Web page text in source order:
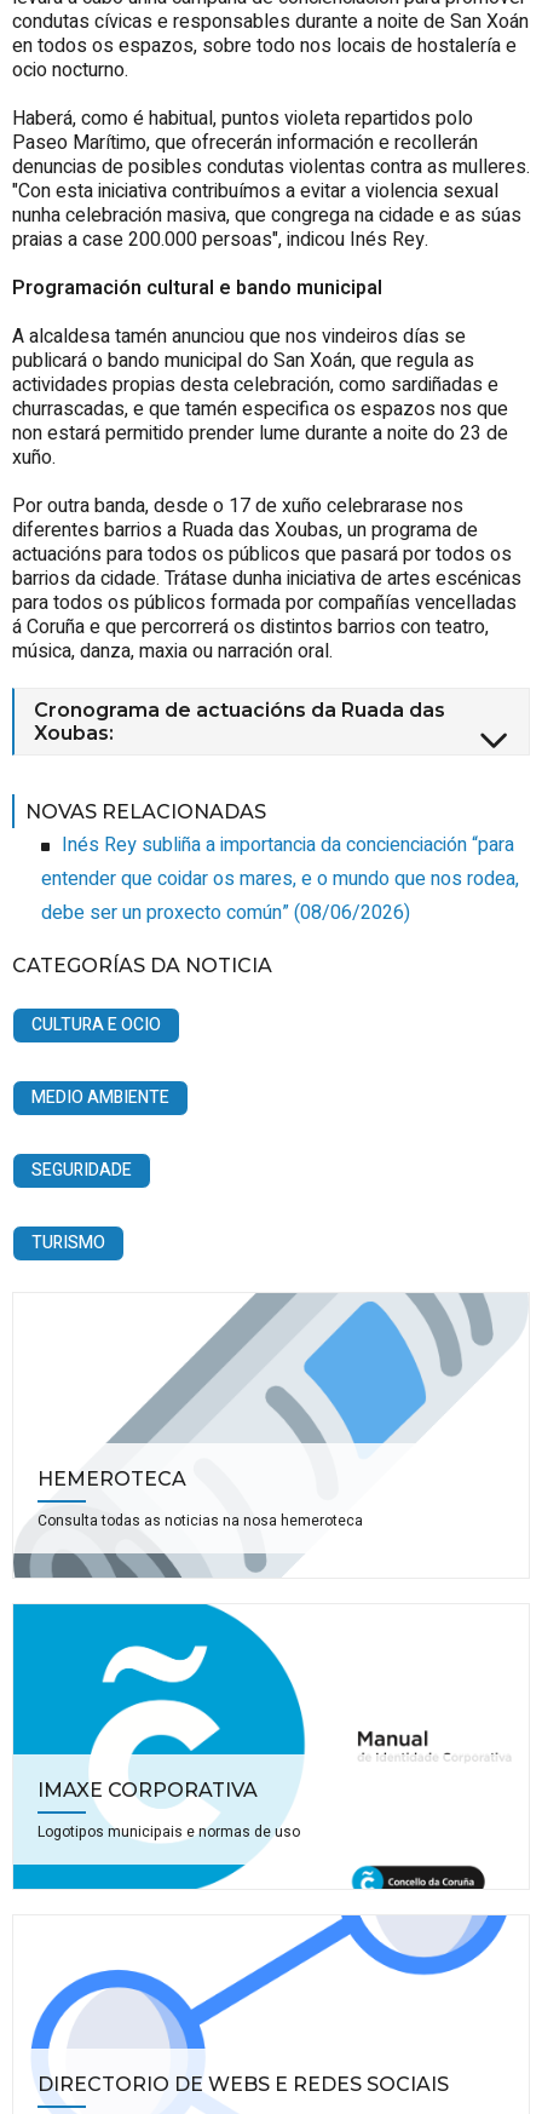
condutas cívicas e responsables durante a noite de San Xoán
en todos os espazos, sobre todo nos locais de hostalería e
ocio nocturno.
Haberá, como é habitual, puntos violetarepartidos polo
Paseo Marítimo, que ofrecerán información e recollerán
denuncias de posibles condutas violentas contra as mulleres.
"Con esta iniciativacontribuímos aevitar a violencia sexual
nunha celebración masiva, que congrega na cidade e as súas
praias a case 200.000 persoas", indicou Inés Rey.
Programación cultural e bando municipal
A alcaldesa tamén anunciou que nos vindeiros días se
publicará o bando municipal do San Xoán, que regula as
actividades propias desta celebración, como sardiñadas e
churrascadas,e que tamén especificaos espazos nos que
non estará permitido prender lume durante a noite do 23 de
xuño.
Por outra banda, desde o 17 de xuño celebrarase nos
diferentes barrios a Ruada das Xoubas, un programa de
actuacións para todos os públicos que pasará por todos os
barrios da cidade. Trátase dunha iniciativa de artes escénicas
para todos os públicos formada por compañías vencelladas
á Coruña e que percorrerá os distintos barrios con teatro,
música, danza, maxia ou narración oral.
Cronograma de actuacións da Ruada das
Xoubas:
NOVAS RELACIONADAS
Inés Rey subliña a importancia da concienciación “para
entender que coidar os mares, e o mundo que nos rodea,
debe ser un proxecto común”(08/06/2026)
CATEGORÍAS DA NOTICIA
CULTURA E OCIO
MEDIO AMBIENTE
SEGURIDADE
TURISMO
HEMEROTECA
Consulta todas as noticias na nosa hemeroteca
IMAXE CORPORATIVA
Logotipos municipais e normas de uso
DIRECTORIO DE WEBS E REDES SOCIAIS